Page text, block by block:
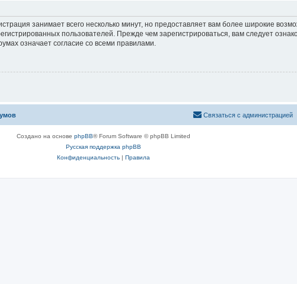
занимает всего несколько минут, но предоставляет вам более широкие
пользователей. Прежде чем зарегистрироваться, вам следует
означает согласие со всеми правилами.
Связаться с администрацией
Создано на основе phpBB® Forum Software © phpBB Limited
Русская поддержка phpBB
Конфиденциальность| Правила